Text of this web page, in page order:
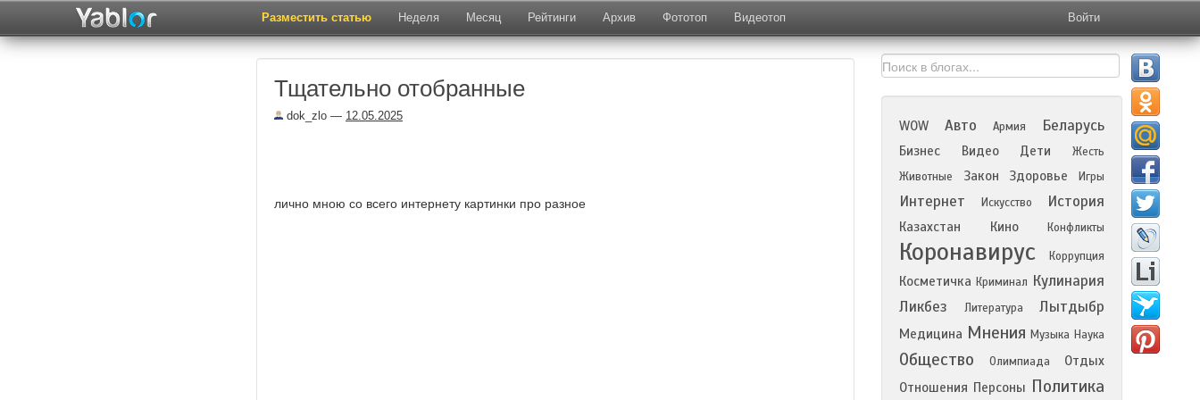
Разместить статью Неделя Месяц Рейтинги Архив Фототоп Видеотоп Войти
Тщательно отобранные
dok_zlo — 12.05.2025
лично мною со всего интернету картинки про разное
WOW Авто Армия Беларусь
Бизнес Видео Дети
Жесть
Животные
Закон Здоровье Игры
Интернет Искусство История
Казахстан Кино Конфликты
Коронавирус Коррупция
Косметичка Криминал Кулинария
Ликбез
Литература Лытдыбр
Медицина Мнения Музыка Наука
Общество Олимпиада
Отдых
Отношения Персоны Политика